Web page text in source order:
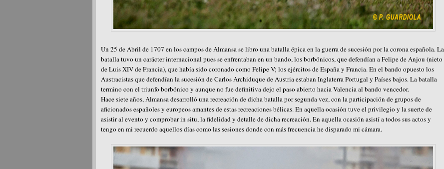
Un 25 de Abril de 1707 en los campos de Almansa se libro una batalla épica en la guerra de sucesión por la corona española. La
batalla tuvo un carácter internacional pues se enfrentaban en un bando, los borbónicos, que defendían a Felipe de Anjou (nieto
de Luis XIV de Francia), que había sido coronado como Felipe V; los ejércitos de España y Francia. En el bando opuesto los
Austracistas que defendían la sucesión de Carlos Archiduque de Austria estaban Inglaterra Portugal y Países bajos. La batalla
termino con el triunfo borbónico y aunque no fue definitiva dejo el paso abierto hacia Valencia al bando vencedor.
Hace siete años, Almansa desarrolló una recreación de dicha batalla por segunda vez, con la participación de grupos de
aficionados españoles y europeos amantes de estas recreaciones bélicas. En aquella ocasión tuve el privilegio y la suerte de
asistir al evento y comprobar in situ, la fidelidad y detalle de dicha recreación. En aquella ocasión asistí a todos sus actos y
tengo en mi recuerdo aquellos días como las sesiones donde con más frecuencia he disparado mi cámara.